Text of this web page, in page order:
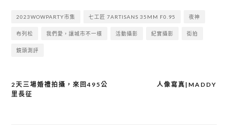
2023WOWPARTY市集 七工匠 7ARTISANS 35MM F0.95 夜神
布列松 我們愛，讓城市不一樣 活動攝影 紀實攝影 街拍
鏡頭測評
文
人像寫真|MADDY
2天三場婚禮拍攝，來回495公
里長征